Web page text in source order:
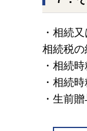
・相続
相続税の
・相続
・相続
・生前